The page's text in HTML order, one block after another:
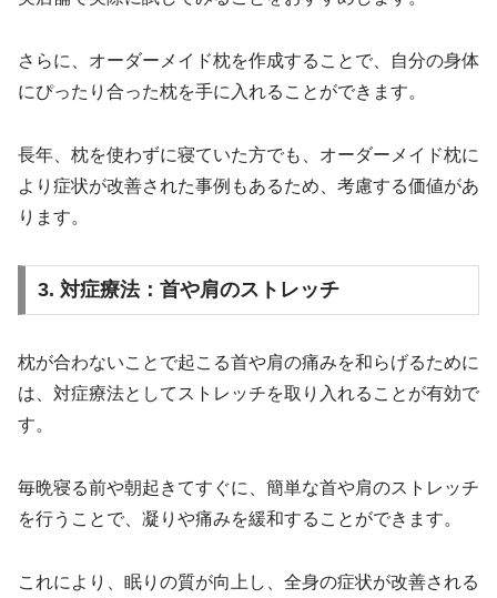
さらに、オーダーメイド枕を作成することで、自分の身体
にぴったり合った枕を手に入れることができます。
長年、枕を使わずに寝ていた方でも、オーダーメイド枕に
より症状が改善された事例もあるため、考慮する価値があ
ります。
3. 対症療法：首や肩のストレッチ
枕が合わないことで起こる首や肩の痛みを和らげるために
は、対症療法としてストレッチを取り入れることが有効で
す。
毎晩寝る前や朝起きてすぐに、簡単な首や肩のストレッチ
を行うことで、凝りや痛みを緩和することができます。
これにより、眠りの質が向上し、全身の症状が改善される